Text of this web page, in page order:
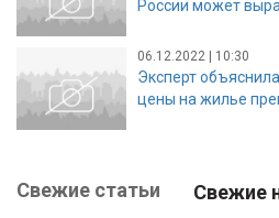
России может
06.12.2022 | 10:30
Эксперт
цены на жилье
Свежие статьи Свежие